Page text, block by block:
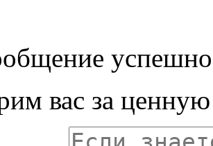
успешно
вас за